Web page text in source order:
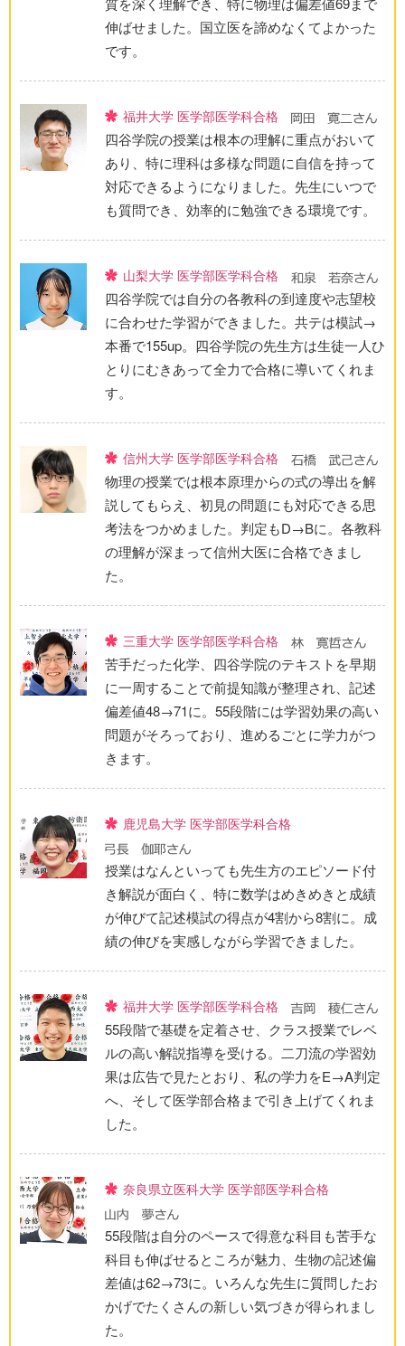
伸ばせました。国立医を諦めなくてよかった
です。
福井大学 医学部医学科合格
四谷学院の授業は根本の理解に重点がおいて
あり、特に理科は多様な問題に自信を持って
対応できるようになりました。先生にいつで
も質問でき、効率的に勉強できる環境です。
山梨大学 医学部医学科合格
四谷学院では自分の各教科の到達度や志望校
に合わせた学習ができました。共テは模試→
本番で155up。四谷学院の先生方は生徒一人ひ
とりにむきあって全力で合格に導いてくれま
す。
信州大学 医学部医学科合格
物理の授業では根本原理からの式の導出を解
説してもらえ、初見の問題にも対応できる思
考法をつかめました。判定もD→Bに。各教科
の理解が深まって信州大医に合格できまし
た。
三重大学 医学部医学科合格
苦手だった化学、四谷学院のテキストを早期
に一周することで前提知識が整理され、記述
偏差値48→71に。55段階には学習効果の高い
問題がそろっており、進めるごとに学力がつ
きます。
鹿児島大学 医学部医学科合格
授業はなんといっても先生方のエピソード付
き解説が面白く、特に数学はめきめきと成績
が伸びて記述模試の得点が4割から8割に。成
績の伸びを実感しながら学習できました。
福井大学 医学部医学科合格
55段階で基礎を定着させ、クラス授業でレベ
ルの高い解説指導を受ける。二刀流の学習効
果は広告で見たとおり、私の学力をE→A判定
へ、そして医学部合格まで引き上げてくれま
した。
奈良県立医科大学 医学部医学科合格
55段階は自分のペースで得意な科目も苦手な
科目も伸ばせるところが魅力、生物の記述偏
差値は62→73に。いろんな先生に質問したお
かげでたくさんの新しい気づきが得られまし
た。